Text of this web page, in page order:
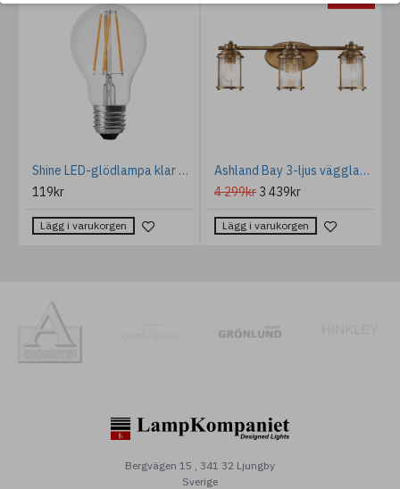
Shine LED-glödlampa klar 9W 6cm
119kr
Lägg i varukorgen
Ashland Bay 3-ljus vägglampa naturlig mässing/glas 61cm IP44
4 299kr 3 439kr
Lägg i varukorgen
Bergvägen 15 , 341 32 Ljungby
Sverige